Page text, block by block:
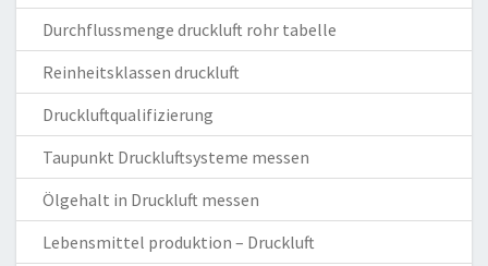
Durchflussmenge druckluft rohr tabelle
Reinheitsklassen druckluft
Druckluftqualifizierung
Taupunkt Druckluftsysteme messen
Ölgehalt in Druckluft messen
Lebensmittel produktion – Druckluft